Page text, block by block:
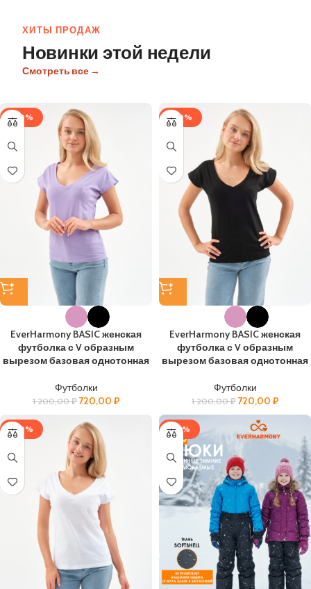
ХИТЫ ПРОДАЖ
Новинки этой недели
Смотреть все →
-40%
EverHarmony BASIC женская
футболка с V образным
вырезом базовая однотонная
Футболки
1 200,00₽ 720,00 ₽
-40%
EverHarmony BASIC женская
футболка с V образным
вырезом базовая однотонная
Футболки
1 200,00₽ 720,00 ₽
-40% -43%